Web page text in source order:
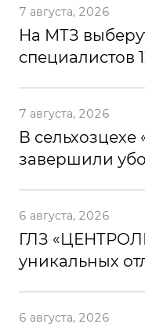
7 августа, 2026
На МТЗ
специалистов
7 августа, 2026
В сельхозцехе
завершили
6 августа, 2026
ГЛЗ
уникальных
6 августа, 2026